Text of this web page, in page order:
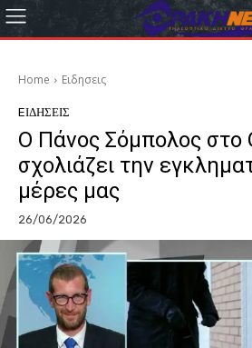
Home Eιδησεις
EΙΔΗΣΕΙΣ
Ο Πάνος Σόμπολος στο
σχολιάζει την
μέρες μας
26/06/2026